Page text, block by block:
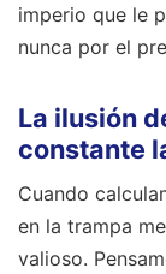
imperio que le
nunca por el
La ilusión
constante
Cuando
en la trampa
valioso.